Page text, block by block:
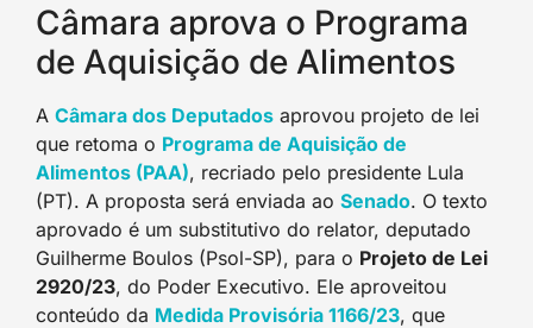
Câmara aprova o Programa
de Aquisição de Alimentos
A Câmara dos Deputados aprovou projeto de lei
que retoma o Programa de Aquisição de
Alimentos (PAA), recriado pelo presidente Lula
(PT). A proposta será enviada ao Senado. O texto
aprovado é um substitutivo do relator, deputado
Guilherme Boulos (Psol-SP), para o Projeto de Lei
2920/23, do Poder Executivo. Ele aproveitou
conteúdo da Medida Provisória 1166/23, que